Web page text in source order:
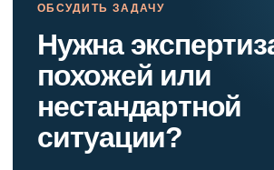
ОБСУДИТЬ ЗАДАЧУ
Нужна
похожей или
нестандартной
ситуации?